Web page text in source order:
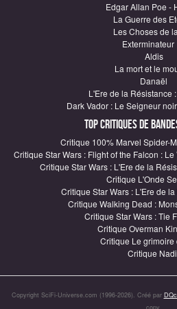
Edgar Allan Poe -
La Guerre des
Les Choses de
Exterminateur
Aldis
La mort et le
Danaël
L'Ere de la Résistance
Dark Vador : Le Seigneur
Top critiques de
Critique 100% Marvel Spider-
Critique Star Wars : Flight of the Falcon :
Critique Star Wars : L'Ere de la
Critique L'Onde
Critique Star Wars : L'Ere de
Critique Walking Dead :
Critique Star Wars : Tie
Critique Overman
Critique Le grimoire
Critique
Copyright SciFi-Universe.com (1996-2026). Créé par
copy.